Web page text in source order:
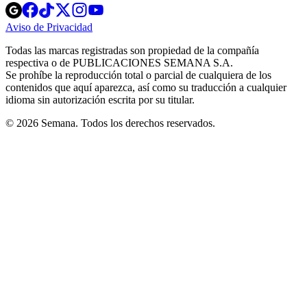
Opens
in
new
Opens
in
new
Opens
in
new
window
Opens
new
windowwindow
Aviso de Privacidad
new
window
Todas las marcas registradas son propiedad de la compañía
respectiva o de PUBLICACIONES SEMANA S.A.
Se prohíbe la reproducción total o parcial de cualquiera de los
contenidos que aquí aparezca, así como su traducción a cualquier
idioma sin autorización escrita por su titular.
© 2026 Semana. Todos los derechos reservados.